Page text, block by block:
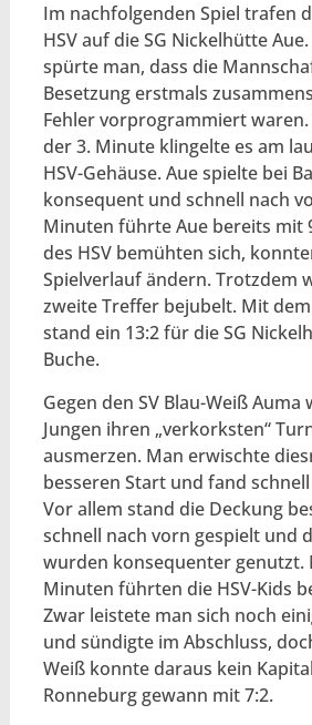
Im nachfolgenden Spiel trafen
HSV auf die SG Nickelhütte
spürte man, dass die
Besetzung erstmals
Fehler vorprogrammiert waren.
der 3. Minute klingelte es am
HSV-Gehäuse. Aue spielte bei
konsequent und schnell nach
Minuten führte Aue bereits mit
des HSV bemühten sich,
Spielverlauf ändern. Trotzdem
zweite Treffer bejubelt. Mit
stand ein 13:2 für die SG
Buche.
Gegen den SV Blau-Weiß Auma
Jungen ihren „verkorksten“
ausmerzen. Man erwischte
besseren Start und fand
Vor allem stand die Deckung
schnell nach vorn gespielt und
wurden konsequenter genutzt.
Minuten führten die HSV-Kids
Zwar leistete man sich noch
und sündigte im Abschluss,
Weiß konnte daraus kein
Ronneburg gewann mit 7:2.